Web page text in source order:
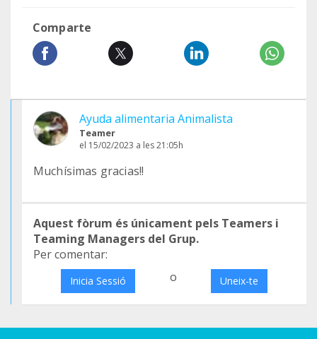
Comparte
Ayuda alimentaria Animalista
Teamer
el 15/02/2023 a les 21:05h
Muchísimas gracias!!
Aquest fòrum és únicament pels Teamers i
Teaming Managers del Grup.
Per comentar:
Inicia Sessió o Uneix-te